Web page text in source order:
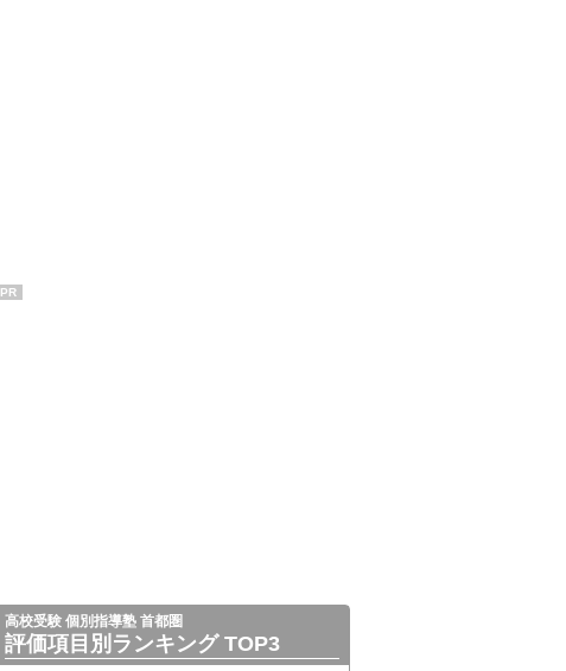
PR
高校受験 個別指導塾 首都圏
評価項目別ランキング TOP3